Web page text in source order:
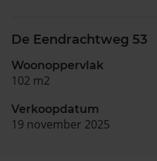
De Eendrachtweg 53
Woonoppervlak
102 m2
Verkoopdatum
19 november 2025